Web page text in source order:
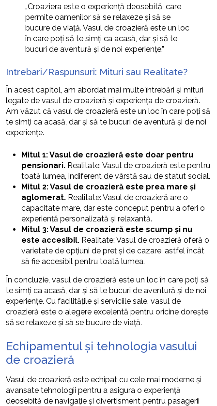
„Croaziera este o experiență deosebită, care
permite oamenilor să se relaxeze și să se
bucure de viață. Vasul de croazieră este un loc
în care poți să te simți ca acasă, dar și să te
bucuri de aventură și de noi experiențe.”
Intrebari/Raspunsuri: Mituri sau Realitate?
În acest capitol, am abordat mai multe întrebări și mituri
legate de vasul de croazieră și experiența de croazieră.
Am văzut că vasul de croazieră este un loc în care poți să
te simți ca acasă, dar și să te bucuri de aventură și de noi
experiențe.
Mitul 1: Vasul de croazieră este doar pentru
pensionari. Realitate: Vasul de croazieră este pentru
toată lumea, indiferent de vârstă sau de statut social.
Mitul 2: Vasul de croazieră este prea mare și
aglomerat. Realitate: Vasul de croazieră are o
capacitate mare, dar este conceput pentru a oferi o
experiență personalizată și relaxantă.
Mitul 3: Vasul de croazieră este scump și nu
este accesibil. Realitate: Vasul de croazieră oferă o
varietate de opțiuni de preț și de cazare, astfel încât
să fie accesibil pentru toată lumea.
În concluzie, vasul de croazieră este un loc în care poți să
te simți ca acasă, dar și să te bucuri de aventură și de noi
experiențe. Cu facilitățile și serviciile sale, vasul de
croazieră este o alegere excelentă pentru oricine dorește
să se relaxeze și să se bucure de viață.
Echipamentul și tehnologia vasului
de croazieră
Vasul de croazieră este echipat cu cele mai moderne și
avansate tehnologii pentru a asigura o experiență
deosebită de navigație și divertisment pentru pasagerii